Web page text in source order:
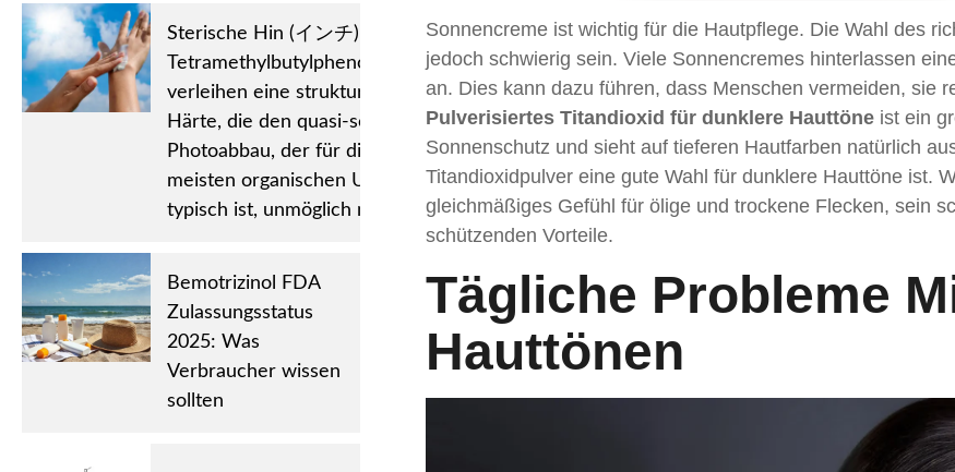
Sterische Hin (インチ) Drance:
Tetramethylbutylphenolgruppen
verleihen eine strukturelle
Härte, die den quasi-sofortigen
Photoabbau, der für die
meisten organischen UV-Filter
typisch ist, unmöglich macht.
Bemotrizinol FDA
Zulassungsstatus
2025: Was
Verbraucher wissen
sollten
Sonnencreme ist wichtig für die Hautpflege. Die Wahl des
jedoch schwierig sein. Viele Sonnencremes hinterlassen
an. Dies kann dazu führen, dass Menschen vermeiden, sie
Pulverisiertes Titandioxid für dunklere Hauttöne ist ein
Sonnenschutz und sieht auf tieferen Hautfarben natürlich
Titandioxidpulver eine gute Wahl für dunklere Hauttöne ist.
gleichmäßiges Gefühl für ölige und trockene Flecken, sein
schützenden Vorteile.
Tägliche Probleme
Hauttönen